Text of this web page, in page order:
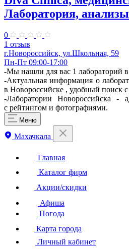
Лаборатория, анализы
0
1 отзыв
г.Новороссийск, ул.Школьная, 59
Пн-Пт 09:00-17:00
-Мы нашли для вас 1 лабораторий
-Актуальная информация о
в Новороссийске , удобный поиск
-Лаборатории Новороссийска -
с рейтингом и фотографиями.
Меню
Махачкала
Главная
Каталог фирм
Акции/скидки
Афиша
Погода
Карта города
Личный кабинет